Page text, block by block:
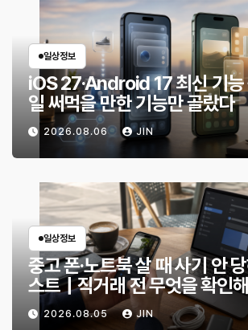
일상정보
iOS 27·Android 17 최신 기능
일 써먹을 만한 기능만 골랐다
2026.08.06 JIN
일상정보
중고 폰·노트북 살 때 사기 안
스트｜직거래 전 무엇을 확인
2026.08.05 JIN